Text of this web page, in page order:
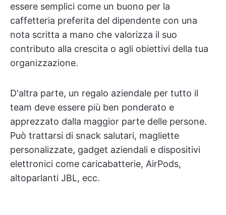
essere semplici come un buono per la
caffetteria preferita del dipendente con una
nota scritta a mano che valorizza il suo
contributo alla crescita o agli obiettivi della tua
organizzazione.
D'altra parte, un regalo aziendale per tutto il
team deve essere più ben ponderato e
apprezzato dalla maggior parte delle persone.
Può trattarsi di snack salutari, magliette
personalizzate, gadget aziendali e dispositivi
elettronici come caricabatterie, AirPods,
altoparlanti JBL, ecc.